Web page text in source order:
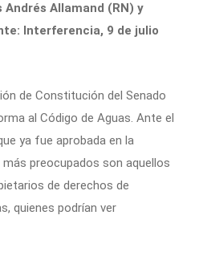
Allamand (RN) y
Interferencia, 9 de julio
de Constitución del Senado
al Código de Aguas. Ante el
ya fue aprobada en la
preocupados son aquellos
de derechos de
quienes podrían ver